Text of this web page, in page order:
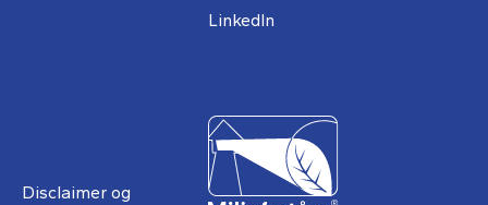
LinkedIn
Disclaimer og